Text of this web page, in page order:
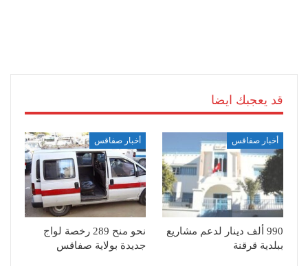
قد يعجبك ايضا
أخبار صفاقس
990 ألف دينار لدعم مشاريع
ببلدية قرقنة
أخبار صفاقس
نحو منح 289 رخصة لواج
جديدة بولاية صفاقس